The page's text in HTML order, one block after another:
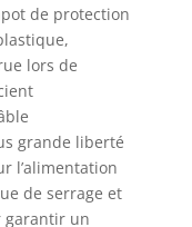
de protection
lors de
grande liberté
l’alimentation
de serrage et
garantir un